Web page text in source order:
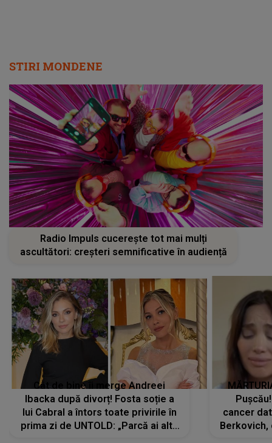
STIRI MONDENE
Radio Impuls cucerește tot mai mulți
ascultători: creșteri semnificative în audiență
Cât de bine îi merge Andreei
Ibacka după divorț! Fosta soție a
lui Cabral a întors toate privirile în
prima zi de UNTOLD: „Parcă ai altă
cancer
Berkovich,